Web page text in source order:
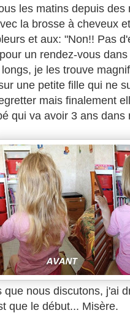
les matins depuis
la brosse à cheveux
et aux: "Non!! Pas
un rendez-vous
je les trouve
une petite fille qui ne
mais finalement
qui va avoir 3 ans
que nous discutons, j'ai
que le début... Misère.